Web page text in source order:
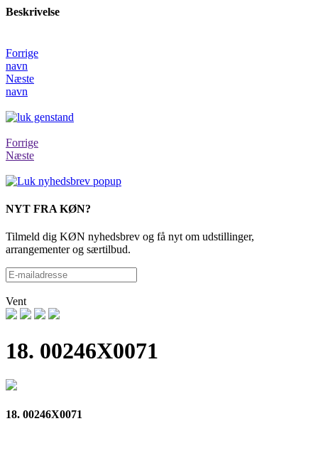
Beskrivelse
Forrige
navn
Næste
navn
Forrige
Næste
NYT FRA KØN?
Tilmeld dig KØN nyhedsbrev og få nyt om udstillinger,
arrangementer og særtilbud.
Vent
18. 00246X0071
18. 00246X0071